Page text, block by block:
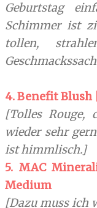
Geburtstag
Schimmer ist
tollen,
4. Benefit Blush
[Tolles
wieder sehr
ist himmlisch.]
5. MAC
Medium
[Dazu muss ich